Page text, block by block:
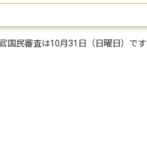
国民審査は10月31日（日曜日）です